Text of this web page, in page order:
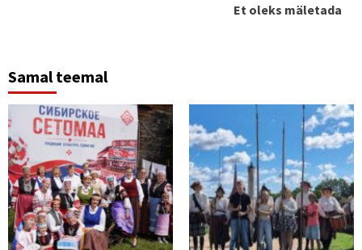
Et oleks mäletada
Samal teemal